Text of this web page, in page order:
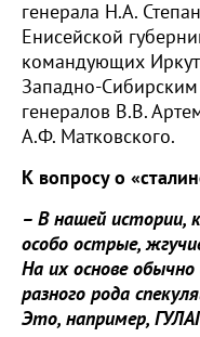
генерала Н.А.
Енисейской
командующих
Западно-
генералов В.В.
А.Ф. Матковского.
К вопросу о
– В нашей истории,
особо острые,
На их основе
разного рода
Это, например,